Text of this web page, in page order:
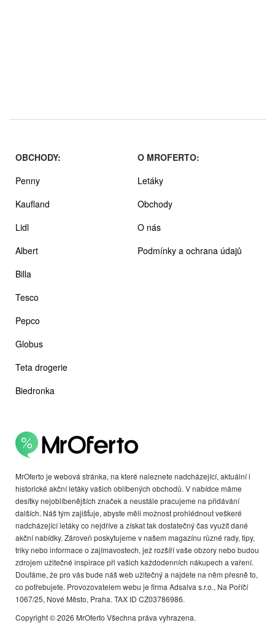
MrOferto je webová stránka, na které naleznete nadcházející, aktuální i
historické akční letáky vašich oblíbených obchodů. V nabídce máme
desítky nejoblíbenějších značek a neustále pracujeme na přidávání
dalších. Náš tým zajišťuje, abyste měli možnost prohlédnout veškeré
nadcházející letáky co nejdříve a získat tak dostatečný čas využít dané
akční nabídky. Zároveň poskytujeme v našem magazínu různé rady, tipy,
triky nebo informace o zajímavostech, jež rozšíří vaše obzory nebo budou
zdrojem užitečné inspirace při vašich každodenních nákupech a vaření.
Doufáme, že pro vás bude náš web užitečný a najdete na něm přesně to,
co potřebujete. Provozovatelem webu je firma Adsalva s.r.o., Na Poříčí
1067/25, Nové Město, Praha. TAX ID CZ03786986.
Copyright © 2026 MrOferto Všechna práva vyhrazena.
OBCHODY:
Penny
Kaufland
Lidl
Albert
Billa
Tesco
Pepco
Globus
Teta drogerie
Biedronka
O MROFERTO:
Letáky
Obchody
O nás
Podmínky a ochrana údajů